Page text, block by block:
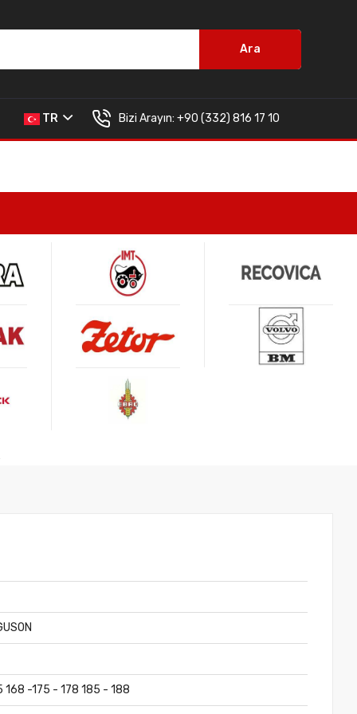
Ara
TR Bizi Arayın: +90 (332) 816 17 10
168 -175 - 178 185 - 188